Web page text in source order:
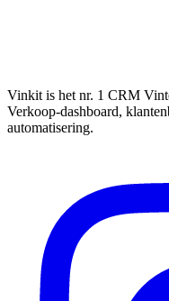
Vinkit is het nr. 1 CRM
Verkoop-dashboard,
automatisering.